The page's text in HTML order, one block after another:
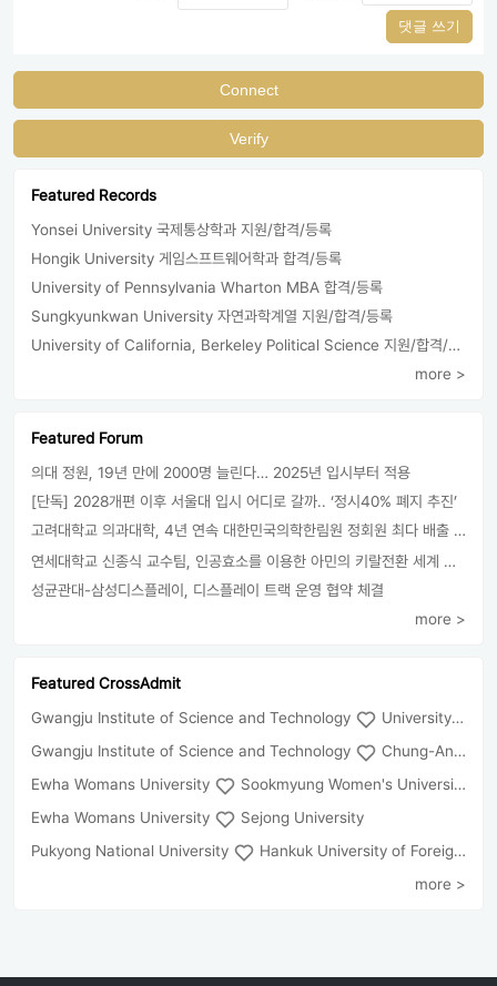
댓글 쓰기
Connect
Verify
Featured Records
Yonsei University 국제통상학과 지원/합격/등록
Hongik University 게임스프트웨어학과 합격/등록
University of Pennsylvania Wharton MBA 합격/등록
Sungkyunkwan University 자연과학계열 지원/합격/등록
University of California, Berkeley Political Science 지원/합격/등록
more >
Featured Forum
의대 정원, 19년 만에 2000명 늘린다… 2025년 입시부터 적용
[단독] 2028개편 이후 서울대 입시 어디로 갈까.. ‘정시40% 폐지 추진’
고려대학교 의과대학, 4년 연속 대한민국의학한림원 정회원 최다 배출 外
연세대학교 신종식 교수팀, 인공효소를 이용한 아민의 키랄전환 세계 최초로 성공
성균관대-삼성디스플레이, 디스플레이 트랙 운영 협약 체결
more >
Featured CrossAdmit
Gwangju Institute of Science and Technology
University of Seoul
Gwangju Institute of Science and Technology
Chung-Ang University
Ewha Womans University
Sookmyung Women's University
Ewha Womans University
Sejong University
Pukyong National University
Hankuk University of Foreign Studies(Global Campus
more >